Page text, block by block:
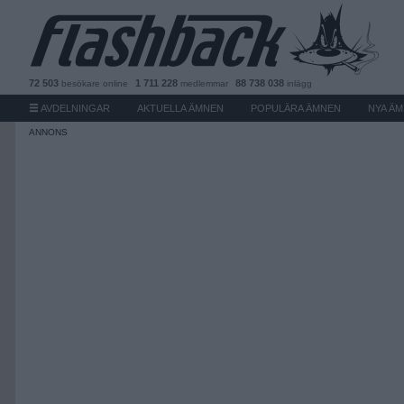
72 503 besökare online 1 711 228 medlemmar 88 738 038 inlägg
AVDELNINGAR AKTUELLA ÄMNEN POPULÄRA ÄMNEN NYA